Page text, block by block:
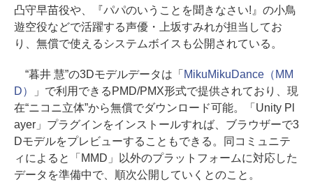
凸守早苗役や、『パパのいうことを聞きなさい!』の小鳥
遊空役などで活躍する声優・上坂すみれが担当してお
り、無償で使えるシステムボイスも公開されている。
“暮井 慧”の3Dモデルデータは「 MikuMikuDance（MM
D）
」で利用できるPMD/PMX形式で提供されており、現
在“ニコニ立体”から無償でダウンロード可能。「Unity Pl
ayer」プラグインをインストールすれば、ブラウザーで3
Dモデルをプレビューすることもできる。同コミュニテ
ィによると「MMD」以外のプラットフォームに対応した
データを準備中で、順次公開していくとのこと。